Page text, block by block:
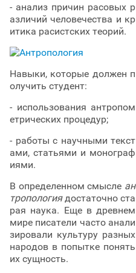
- анализ причин расовых р
азличий человечества и кр
итика расистских теорий.
Навыки, которые должен п
олучить студент:
- использования антропом
етрических процедур;
- работы с научными текст
ами, статьями и монограф
иями.
В определенном смысле ан
тропологиядостаточно ста
рая наука. Еще в древнем
мире писатели часто анали
зировали культуру разных
народов в попытке понять
их сущность.